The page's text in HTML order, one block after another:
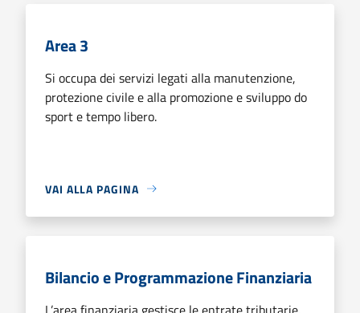
Area 3
Si occupa dei servizi legati alla manutenzione,
protezione civile e alla promozione e sviluppo do
sport e tempo libero.
VAI ALLA PAGINA
Bilancio e Programmazione Finanziaria